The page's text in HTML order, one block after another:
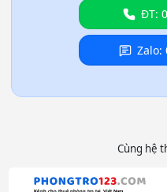
ĐT:
Zalo:
Cùng hệ